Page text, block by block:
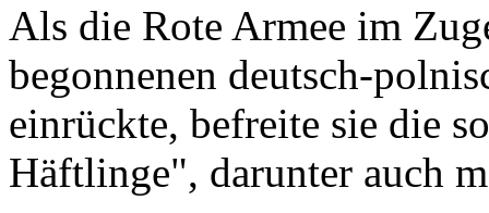
Als die Rote Armee im
begonnenen deutsch-
einrückte, befreite sie die
Häftlinge", darunter auch